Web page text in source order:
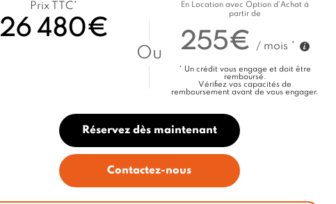
Prix TTC*
26 480€
Ou
En Location avec Option d'Achat à
partir de
255€ / mois *
* Un crédit vous engage et doit être
remboursé.
Vérifiez vos capacités de
remboursement avant de vous engager.
Réservez dès maintenant
Contactez-nous